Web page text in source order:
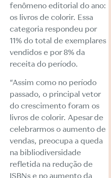
fenômeno editorial do ano:
os livros de colorir. Essa
categoria respondeu por
11% do total de exemplares
vendidos e por 8% da
receita do período.
“Assim como no período
passado, o principal vetor
do crescimento foram os
livros de colorir. Apesar de
celebrarmos o aumento de
vendas, preocupa a queda
na bibliodiversidade
refletida na redução de
ISBNs e no aumento da